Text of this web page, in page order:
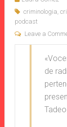
criminologia,
podcast
Leave a
de
Tadeo